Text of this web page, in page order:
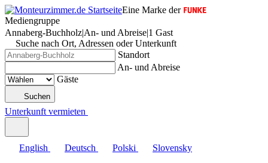
Eine Marke der
Mediengruppe
Annaberg-Buchholz|An- und Abreise|1 Gast
Suche nach Ort, Adressen oder Unterkunft
Standort
An- und Abreise
Gäste
Suchen
Unterkunft vermieten
English Deutsch Polski Slovensky